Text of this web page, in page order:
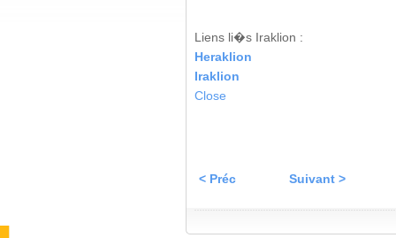
Liens li�s Iraklion :
Heraklion
Iraklion
Close
< Préc Suivant >